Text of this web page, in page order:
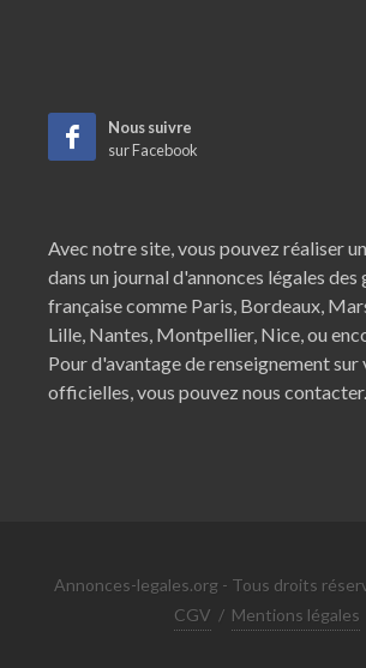
Nous suivre
sur Facebook
Avec notre site, vous pouvez réaliser
dans un journal d'annonces légales des
française comme Paris Bordeaux
Lille Nantes Montpellier, Nice , ou
Pour d'avantage de renseignement sur
officielles, vous pouvez nous contacter.
Annonces-legales.org - Tous droits
CGV / Mentions légales